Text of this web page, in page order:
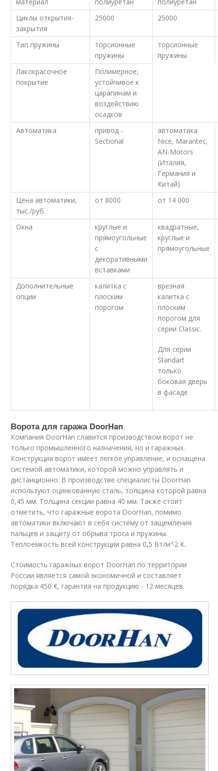
Циклы открытия-
закрытия
25000 25000
Тип пружины
торсионные
пружины
торсионные
пружины
Лакокрасочное
покрытие
Полимерное,
устойчивое к
царапинам и
воздействию
осадков
Автоматика
привод -
Sectional
автоматика
Nice, Marantec,
AN-Motors
(Италия,
Германия и
Китай)
Цена автоматики,
тыс./руб.
от 8000 от 14 000
Окна
круглые и
прямоугольные
с
декоративными
вставками
квадратные,
круглые и
прямоугольные
Дополнительные
опции
калитка с
плоским
порогом
врезная
калитка с
плоским
порогом для
серии Classic.
Для серии
Standart
только
боковая дверь
в фасаде
Ворота для гаража DoorHan
Компания DoorHan славится производством ворот не
только промышленного назначения, но и гаражных.
Конструкция ворот имеет легкое управление, и оснащена
системой автоматики, которой можно управлять и
дистанционно. В производстве специалисты DoorHan
используют оцинкованную сталь, толщина которой равна
0,45 мм. Толщина секции равна 40 мм. Также стоит
отметить, что гаражные ворота DoorHan, помимо
автоматики включают в себя систему от защемления
пальцев и защиту от обрыва троса и пружины.
Теплоемкость всей конструкции равна 0,5 Вт/м^2 К.
Стоимость гаражных ворот DoorHan по территории
России является самой экономичной и составляет
порядка 450 €, гарантия на продукцию - 12 месяцев.